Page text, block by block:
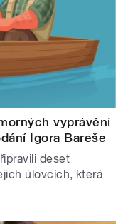
vyprávění
Igora Bareše
deset
úlovcích, která